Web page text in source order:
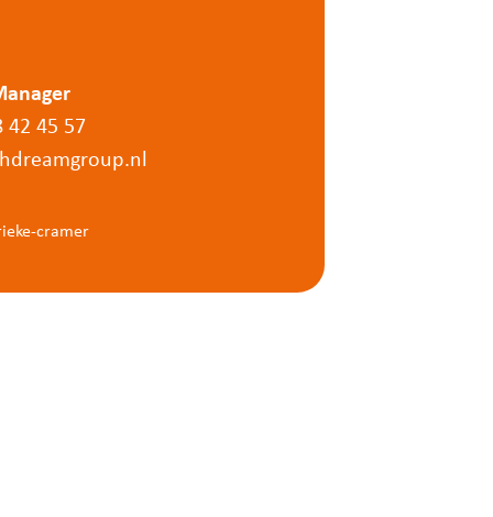
42 45 57
cramer